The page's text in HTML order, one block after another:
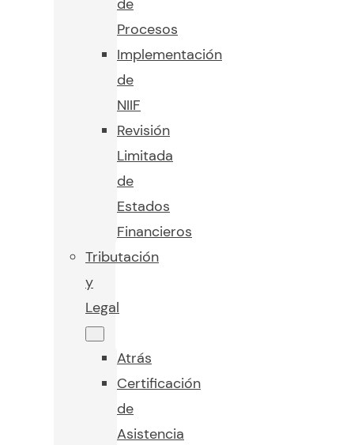
de
Procesos
Implementación
de
NIIF
Revisión
Limitada
de
Estados
Financieros
Tributación
y
Legal
Atrás
Certificación
de
Asistencia